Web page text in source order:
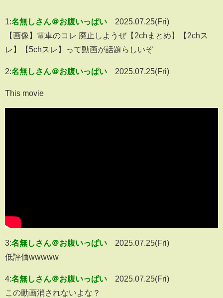
1:名無しさん＠お腹いっぱい
2025.07.25(Fri)
【画像】電車のコレ 廃止しようぜ【2chまとめ】【2chス
レ】【5chスレ】って動画が話題らしいぞ
2:名無しさん＠お腹いっぱい 2025.07.25(Fri)
This movie
3:名無しさん＠お腹いっぱい
2025.07.25(Fri)
低評価wwwww
4:名無しさん＠お腹いっぱい
2025.07.25(Fri)
この動画消されないよな？